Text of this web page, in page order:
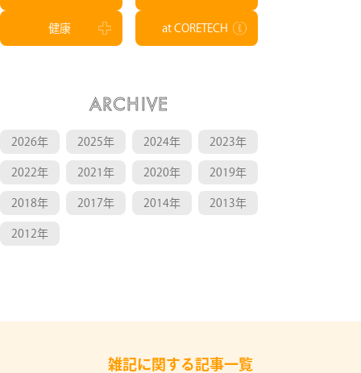
健康 at CORETECH
ARCHIVE
2026年 2025年 2024年 2023年
2022年 2021年 2020年 2019年
2018年 2017年 2014年 2013年
2012年
雑記に関する記事一覧